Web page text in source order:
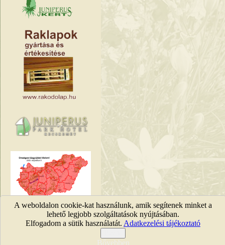
Tűzgyújtási tilalmak
KEFAG Zrt. © 2011 |
A weboldalon cookie-kat használunk, amik segítenek minket a
lehető legjobb szolgáltatások nyújtásában.
Elfogadom a sütik használatát. Adatkezelési tájékoztató
Bővebben